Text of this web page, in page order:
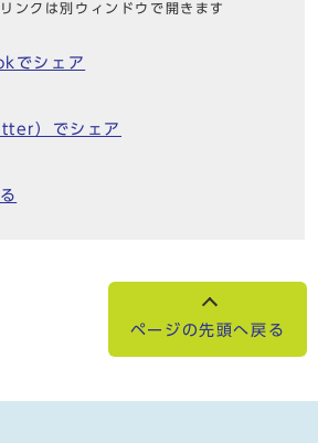
ンクは別ウィンドウで開きます
でシェア
）でシェア
ページの先頭へ戻る